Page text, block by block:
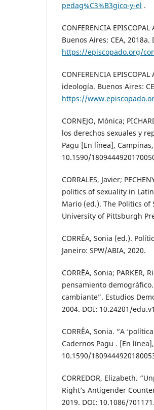
pedag%C3%B3gico-y-el .
CONFERENCIA
Buenos Aires: CEA,
https://episcopado.org/
CONFERENCIA
ideología. Buenos Aires:
https://
CORNEJO, Mónica;
los derechos sexuales y
Pagu [En línea],
10.1590/
CORRALES, Javier;
politics of sexuality in Latin
Mario (ed.). The Politics
University of Pittsburgh
CORRÊA, Sonia (ed.).
Janeiro: SPW/ABIA, 2020.
CORRÊA, Sonia;
pensamiento
cambiante”. Estudios
2004. DOI: 10.24201/
CORRÊA, Sonia. “A
Cadernos Pagu . [En
10.1590/
CORREDOR, Elizabeth.
Right’s Antigender
2019. DOI: 10.1086/701171.